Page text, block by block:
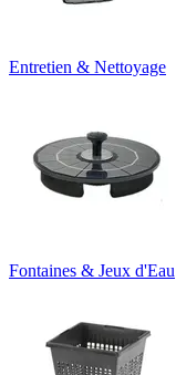
Entretien & Nettoyage
Fontaines & Jeux d'Eau